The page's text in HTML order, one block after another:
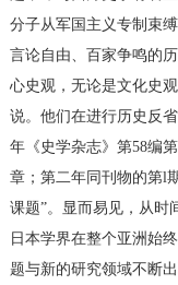
分子从军国主义专制束
言论自由、百家争鸣的
心史观，无论是文化史
说。他们在进行历史反
年《史学杂志》第58编
章；第二年同刊物的第l
课题”。显而易见，从时
日本学界在整个亚洲始
题与新的研究领域不断